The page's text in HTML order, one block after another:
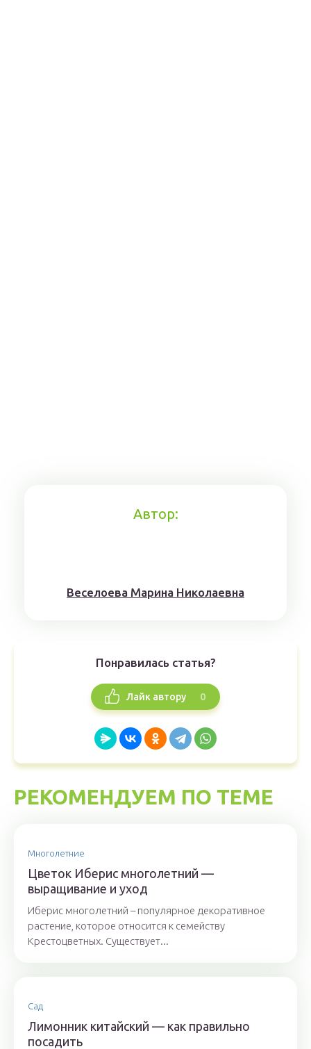
Автор:
Веселоева Марина Николаевна
Понравилась статья?
Лайк автору 0
РЕКОМЕНДУЕМ ПО ТЕМЕ
Многолетние
Цветок Иберис многолетний —
выращивание и уход
Иберис многолетний – популярное декоративное
растение, которое относится к семейству
Крестоцветных. Существует...
Сад
Лимонник китайский — как правильно
посадить